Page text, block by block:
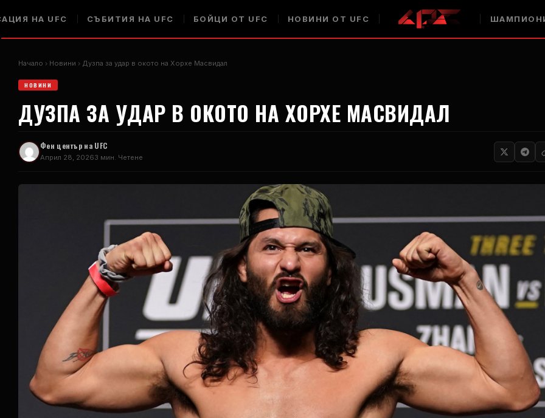
НА UFC СЪБИТИЯ НА UFC БОЙЦИ ОТ UFC НОВИНИ ОТ UFC
Начало Новини Дузпа за удар в окото на Хорхе Масвидал
НОВИНИ
ДУЗПА ЗА УДАР В ОКОТО НА ХОРХЕ МАСВИДАЛ
Фен център на UFC
Април 28, 20263 мин. Четене